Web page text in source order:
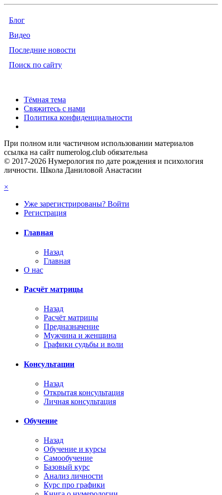
Блог
Видео
Последние новости
Поиск по сайту
Тёмная тема
Свяжитесь с нами
Политика конфиденциальности
При полном или частичном использовании материалов
ссылка на сайт numerolog.club обязательна
© 2017-2026 Нумерология по дате рождения и психология
личности. Школа Даниловой Анастасии
×
Уже зарегистрированы? Войти
Регистрация
Главная
Назад
Главная
О нас
Расчёт матрицы
Назад
Расчёт матрицы
Предназначение
Мужчина и женщина
Графики судьбы и воли
Консультации
Назад
Открытая консультация
Личная консультация
Обучение
Назад
Обучение и курсы
Самообучение
Базовый курс
Анализ личности
Курс про графики